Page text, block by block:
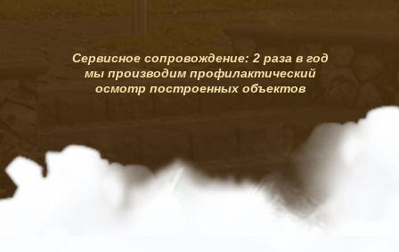
Сервисное сопровождение: 2 раза в год
мы производим профилактический
осмотр построенных объектов